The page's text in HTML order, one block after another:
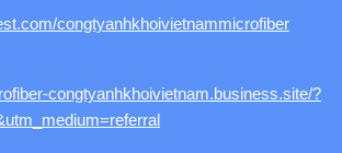
congtyanhkhoivietnammicrofiber
congtyanhkhoivietnam.business.site/?